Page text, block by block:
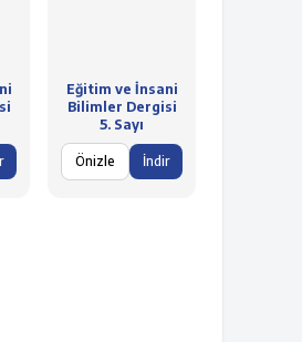
Eğitim ve İnsani
Bilimler Dergisi
5. Sayı
Önizle İndir